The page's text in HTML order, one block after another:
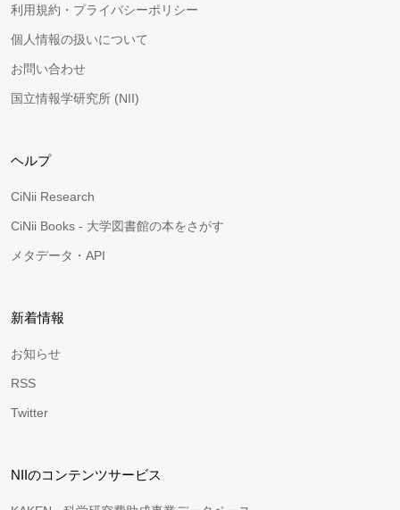
利用規約・プライバシーポリシー
個人情報の扱いについて
お問い合わせ
国立情報学研究所 (NII)
ヘルプ
CiNii Research
CiNii Books - 大学図書館の本をさがす
メタデータ・API
新着情報
お知らせ
RSS
Twitter
NIIのコンテンツサービス